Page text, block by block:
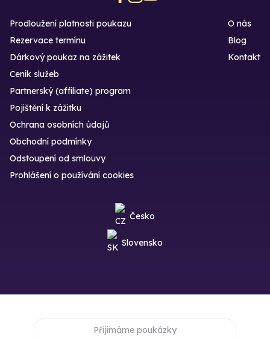
Prodloužení platnosti poukazu
Rezervace termínu
Dárkový poukaz na zážitek
O nás
Blog
Kontakt
Ceník služeb
Partnerský (affiliate) program
Pojištění k zážitku
Ochrana osobních údajů
Obchodní podmínky
Odstoupení od smlouvy
Prohlášení o používání cookies
Česko
Slovensko
Přijímáme poukázky